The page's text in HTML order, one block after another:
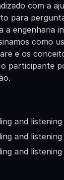
com a
para
a engenharia
como
e os
participante
and
and
and